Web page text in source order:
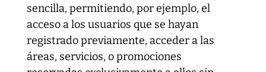
sencilla, permitiendo, por ejemplo, el
acceso a los usuarios que se hayan
registrado previamente, acceder a las
áreas, servicios, o promociones